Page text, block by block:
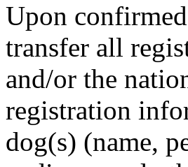
Upon
transfer all
and/or the
registration
dog(s) (name,